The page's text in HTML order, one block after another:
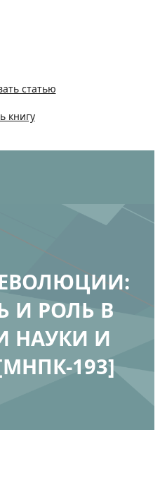
статью
книгу
И РОЛЬ В
НАУКИ И
193]